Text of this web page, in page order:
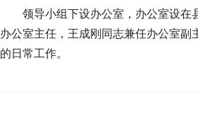
领导小组下设办公室，办公室设在
办公室主任，王成刚同志兼任办公室副
的日常工作。